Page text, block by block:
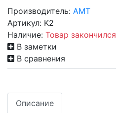
Производитель: AMT
Артикул: K2
Наличие: Товар закончился
В заметки
В сравнения
Описание